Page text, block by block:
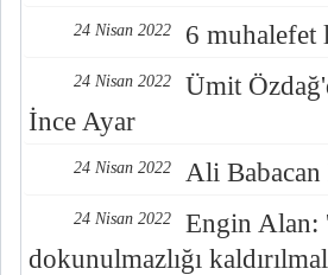
24 Nisan 2022 6 muhalefet
24 Nisan 2022
Ümit
İnce Ayar
24 Nisan 2022 Ali
24 Nisan 2022
Engin Alan:
dokunulmazlığı